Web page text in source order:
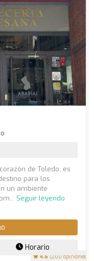
4.6 (200 opiniones)
de Toledo, es
para los
un ambiente
Seguir leyendo
Horario